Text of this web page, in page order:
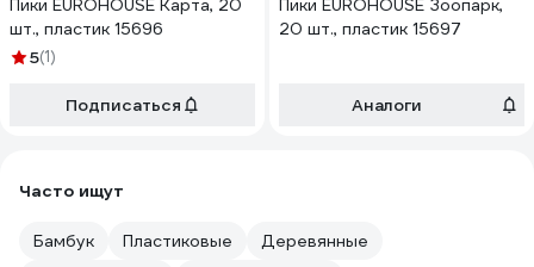
Пики EUROHOUSE Карта, 20
шт., пластик 15696
5(1)
Подписаться
Пики EUROHOUSE Зоопарк,
20 шт., пластик 15697
Аналоги
Часто ищут
Бамбук Пластиковые
Деревянные